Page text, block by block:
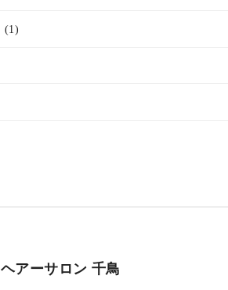
(1)
ヘアーサロン 千鳥